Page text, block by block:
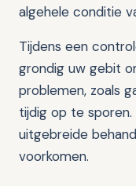
algehele conditie
Tijdens een
grondig uw gebit
problemen, zoals
tijdig op te
uitgebreide
voorkomen.